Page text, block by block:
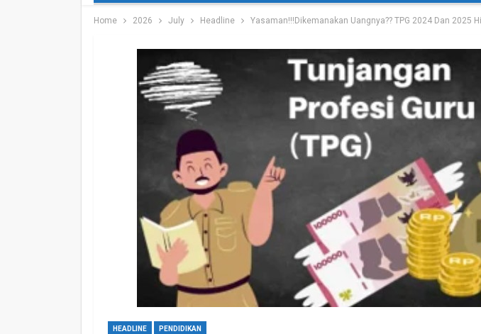
Home 2026 July Headline Yasaman!!!Dikemanakan Uangnya?? TPG 2024 Dan 2025
HEADLINE PENDIDIKAN
HEADLINE
Harlah PKB Yang Ke 28. DPC PKB
Empat Lawang Gelar Giat Jum’at
Kepala
Pakai